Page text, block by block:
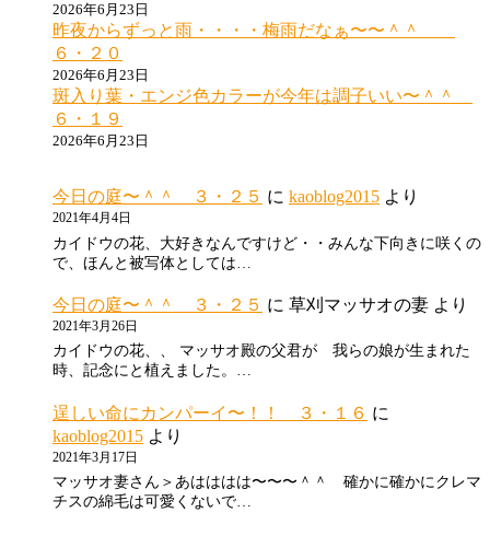
2026年6月23日
昨夜からずっと雨・・・・梅雨だなぁ〜〜＾＾
６・２０
2026年6月23日
斑入り葉・エンジ色カラーが今年は調子いい〜＾＾
６・１９
2026年6月23日
今日の庭〜＾＾ ３・２５ に kaoblog2015 より
2021年4月4日
カイドウの花、大好きなんですけど・・みんな下向きに咲くの
で、ほんと被写体としては…
今日の庭〜＾＾ ３・２５ に 草刈マッサオの妻 より
2021年3月26日
カイドウの花、、 マッサオ殿の父君が 我らの娘が生まれた
時、記念にと植えました。…
逞しい命にカンパーイ〜！！ ３・１６ に
kaoblog2015 より
2021年3月17日
マッサオ妻さん＞あはははは〜〜〜＾＾ 確かに確かにクレマ
チスの綿毛は可愛くないで…